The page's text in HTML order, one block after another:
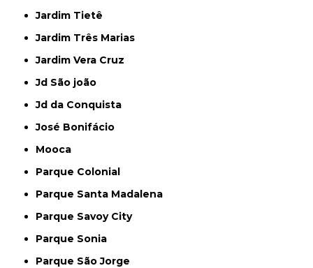
Jardim Tietê
Jardim Três Marias
Jardim Vera Cruz
Jd São joão
Jd da Conquista
José Bonifácio
Mooca
Parque Colonial
Parque Santa Madalena
Parque Savoy City
Parque Sonia
Parque São Jorge